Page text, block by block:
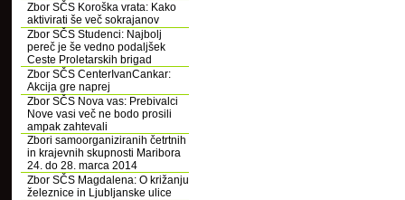
Zbor SČS Koroška vrata: Kako
aktivirati še več sokrajanov
Zbor SČS Studenci: Najbolj
pereč je še vedno podaljšek
Ceste Proletarskih brigad
Zbor SČS CenterIvanCankar:
Akcija gre naprej
Zbor SČS Nova vas: Prebivalci
Nove vasi več ne bodo prosili
ampak zahtevali
Zbori samoorganiziranih četrtnih
in krajevnih skupnosti Maribora
24. do 28. marca 2014
Zbor SČS Magdalena: O križanju
železnice in Ljubljanske ulice